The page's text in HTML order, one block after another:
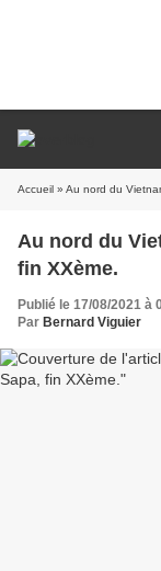
Accueil » Au nord du
Au nord du Vietnam, du côté de Lao Cai et Sapa,
fin XXème.
Publié le 17/08/2021 à
Par Bernard Viguier